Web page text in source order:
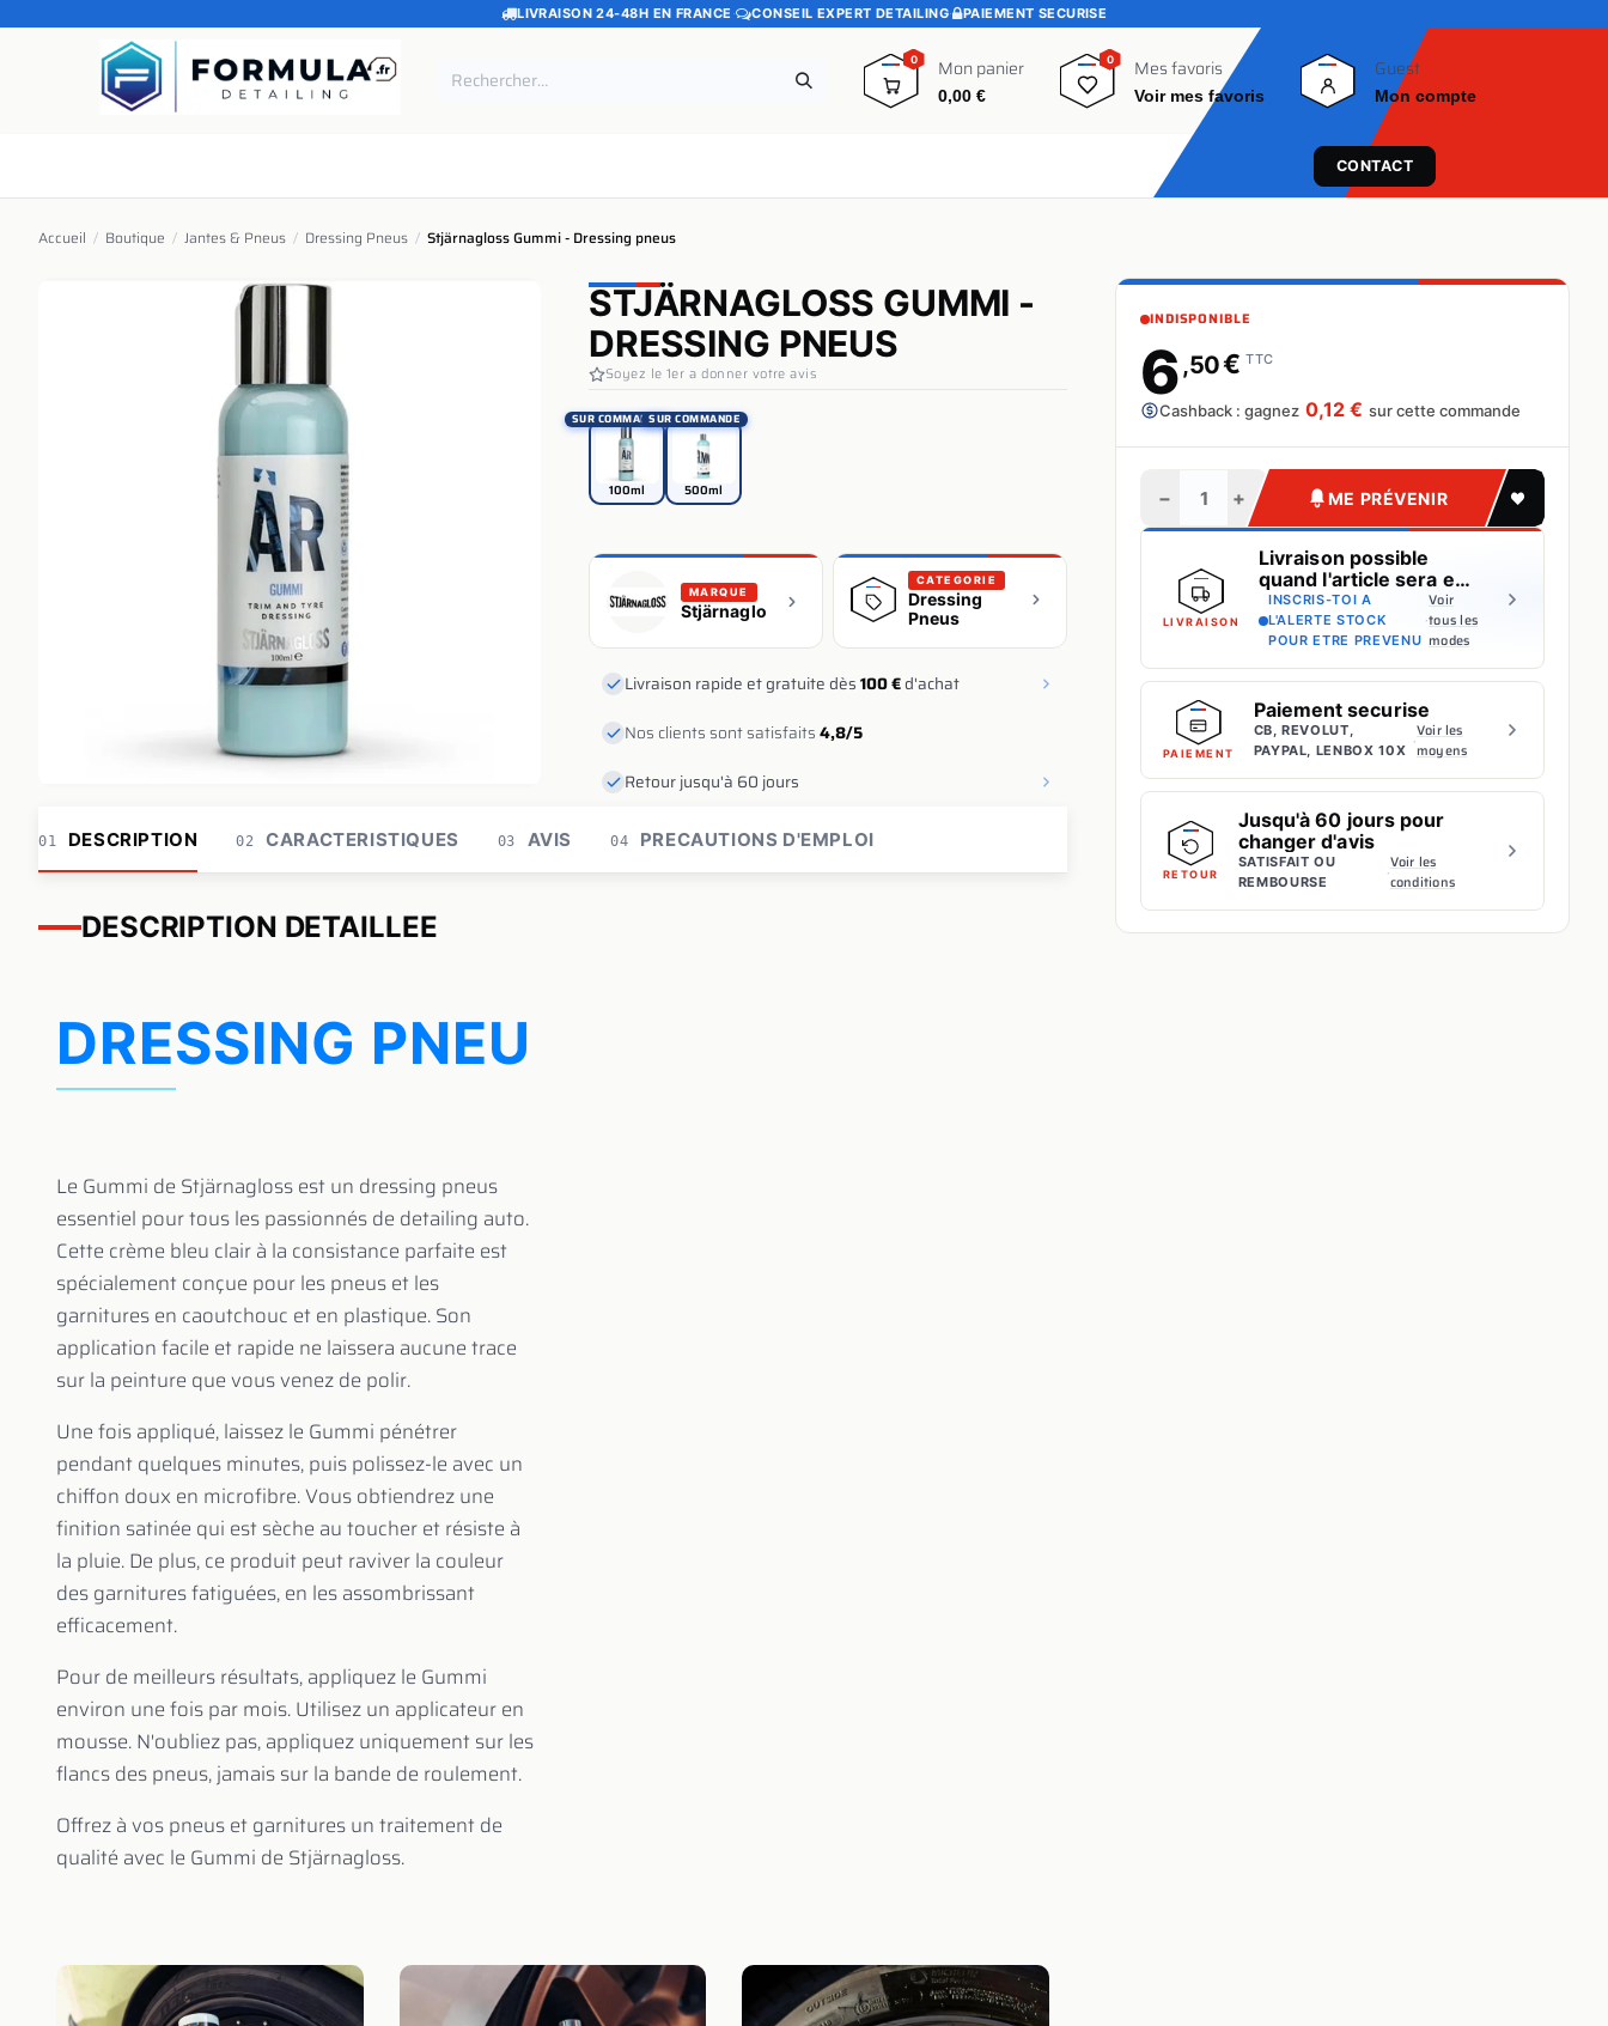
SE RENDRE AU CONTENU
LIVRAISON 24-48H EN FRANCE · CONSEIL EXPERT DETAILING· PAIEMENT SECURISE
0 Mon panier
0,00€
0
0 Mes favoris
Voir mes favoris
Guest
Mon compte
CONTACT
Accueil / Boutique / Jantes & Pneus / Dressing Pneus / Stjärnagloss Gummi - Dressing pneus
STJÄRNAGLOSS GUMMI -
DRESSING PNEUS
Soyez le 1er a donner votre avis
100ml
SUR COMMANDE
500ml
SUR COMMANDE
MARQUE
Stjärnagloss
CATEGORIE
Dressing
Pneus
Livraison rapide et gratuite dès100 €d'achat
Nos clients sont satisfaits4,8/5
Retour jusqu'à 60 jours
01 DESCRIPTION 02 CARACTERISTIQUES 03 AVIS 04 PRECAUTIONS D'EMPLOI
DESCRIPTION DETAILLEE
DRESSING PNEU
Le Gummi de Stjärnagloss est un dressing pneus
essentiel pour tous les passionnés de detailing auto.
Cette crème bleu clair à la consistance parfaite est
spécialement conçue pour les pneus et les
garnitures en caoutchouc et en plastique. Son
application facile et rapide ne laissera aucune trace
sur la peinture que vous venez de polir.
Une fois appliqué, laissez le Gummi pénétrer
pendant quelques minutes, puis polissez-le avec un
chiffon doux en microfibre. Vous obtiendrez une
finition satinée qui est sèche au toucher et résiste à
la pluie. De plus, ce produit peut raviver la couleur
des garnitures fatiguées, en les assombrissant
efficacement.
Pour de meilleurs résultats, appliquez le Gummi
environ une fois par mois. Utilisez un applicateur en
mousse. N'oubliez pas, appliquez uniquement sur les
flancs des pneus, jamais sur la bande de roulement.
Offrez à vos pneus et garnitures un traitement de
qualité avec le Gummi de Stjärnagloss.
INDISPONIBLE
6,50€ TTC
Cashback : gagnez 0,12 € sur cette commande
− + ME PRÉVENIR
LIVRAISON
Livraison possible
quand l'article sera en
stock
INSCRIS-TOI A
L'ALERTE STOCK
POUR ETRE PREVENU
·
Voir
tous les
modes
PAIEMENT
Paiement securise
CB, REVOLUT,
PAYPAL, LENBOX 10X ·Voir les
moyens
RETOUR
Jusqu'à 60 jours pour
changer d'avis
SATISFAIT OU
REMBOURSE
·Voir les
conditions